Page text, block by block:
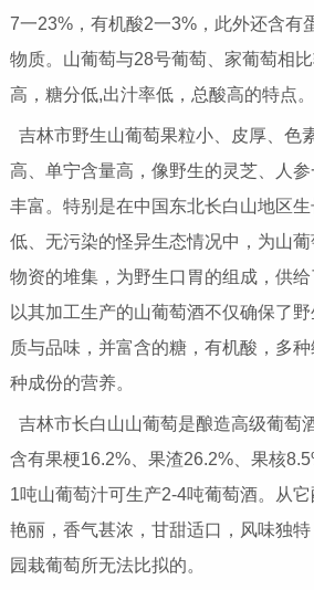
7一23%，有机酸2一3%，此外还含有
物质。山葡萄与28号葡萄、家葡萄相
高，糖分低,出汁率低，总酸高的特点。
吉林市野生山葡萄果粒小、皮厚、色
高、单宁含量高，像野生的灵芝、人
丰富。特别是在中国东北长白山地区
低、无污染的怪异生态情况中，为山
物资的堆集，为野生口胃的组成，供给
以其加工生产的山葡萄酒不仅确保了
质与品味，并富含的糖，有机酸，多
种成份的营养。
吉林市长白山山葡萄是酿造高级葡萄
含有果梗16.2%、果渣26.2%、果核
1吨山葡萄汁可生产2-4吨葡萄酒。从
艳丽，香气甚浓，甘甜适口，风味独
园栽葡萄所无法比拟的。